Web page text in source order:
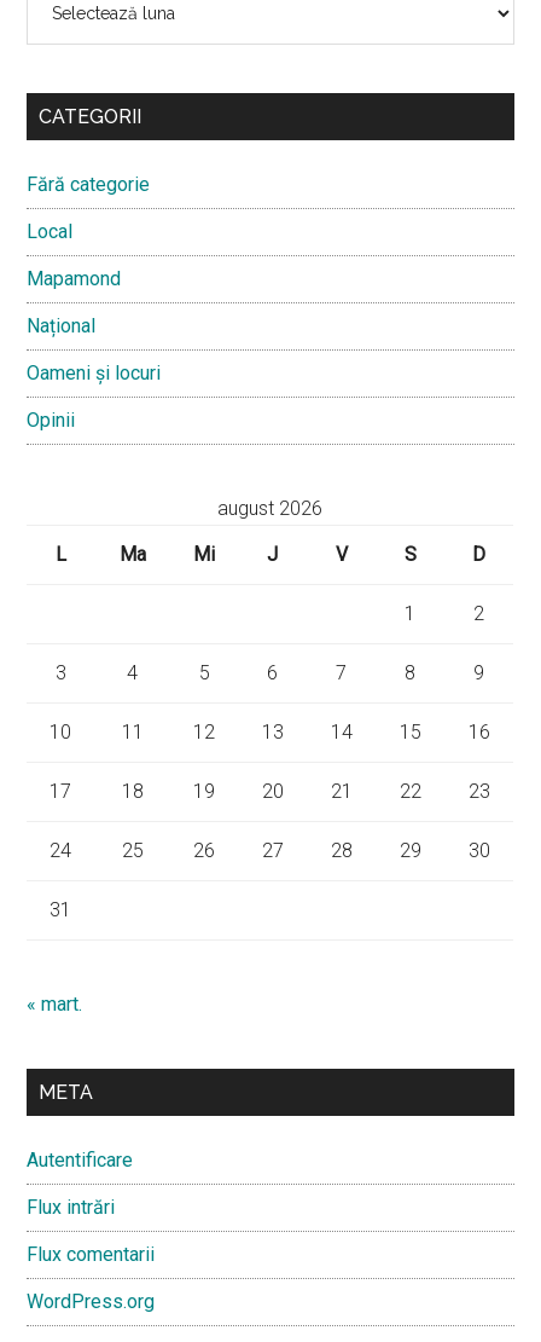
CATEGORII
Fără categorie
Local
Mapamond
Național
Oameni și locuri
Opinii
august 2026
L
Ma Mi J V S D
1 2
3 4 5 6 7 8 9
10 11 12 13 14 15 16
17 18 19 20 21 22 23
24 25 26 27 28 29 30
31
« mart.
META
Autentificare
Flux intrări
Flux comentarii
WordPress.org